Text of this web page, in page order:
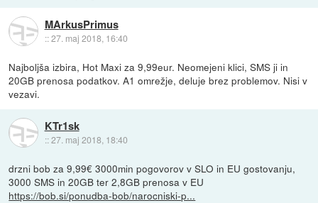
MArkusPrimus
::27. maj 2018, 16:40
Najboljša izbira, Hot Maxi za 9,99eur. Neomejeni klici, SMS ji in
20GB prenosa podatkov. A1 omrežje, deluje brez problemov. Nisi v
vezavi.
KTr1sk
::27. maj 2018, 18:40
drzni bob za 9,99€ 3000min pogovorov v SLO in EU gostovanju,
3000 SMS in 20GB ter 2,8GB prenosa v EU
https://bob.si/ponudba-bob/narocniski-p...